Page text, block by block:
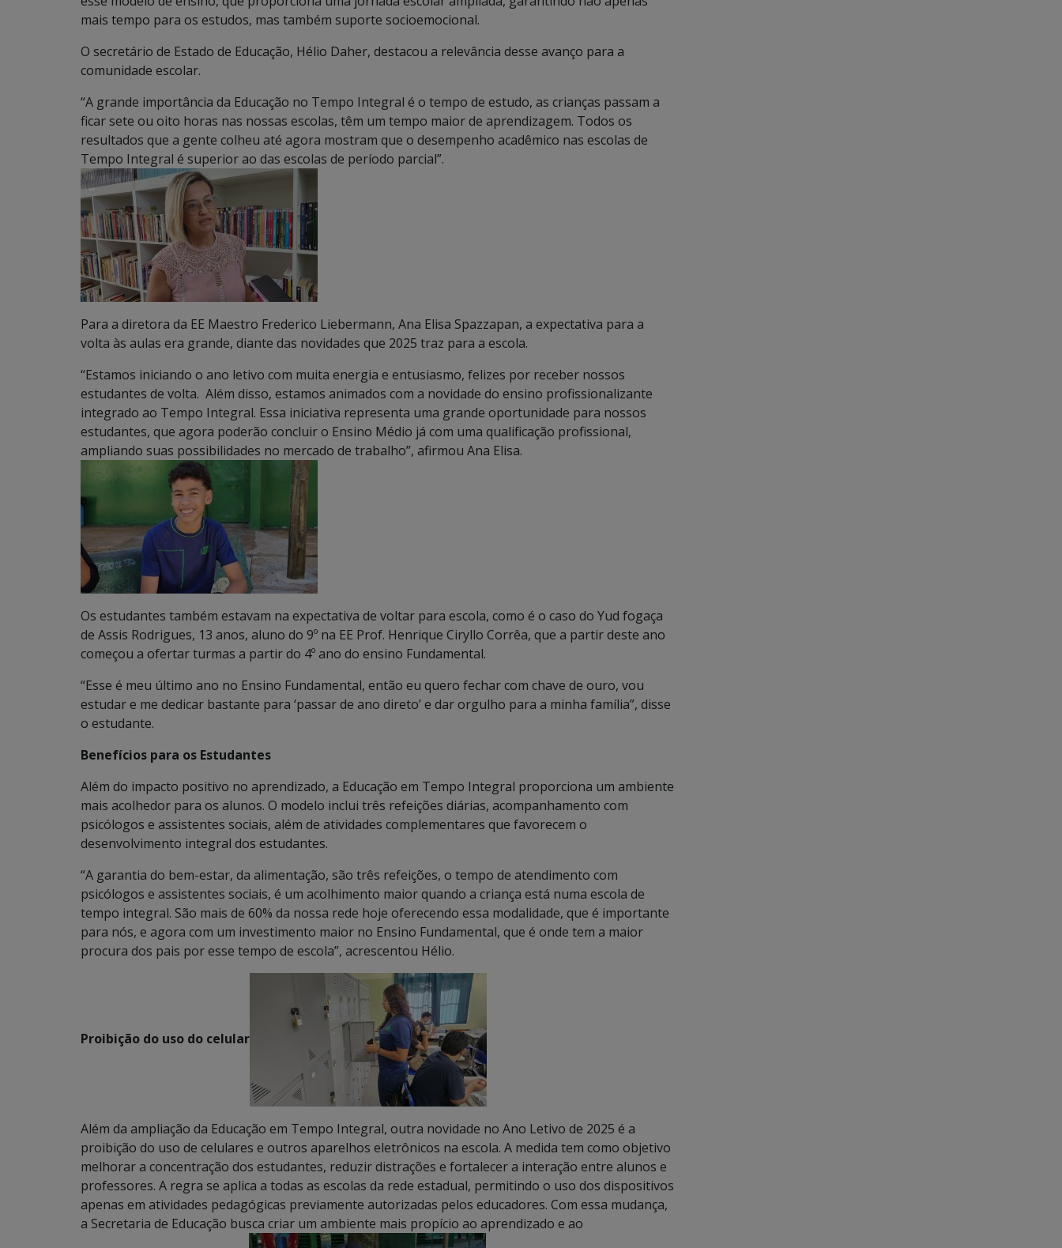
mais tempo para os estudos, mas também suporte socioemocional.
O secretário de Estado de Educação, Hélio Daher, destacou a relevância desse avanço para a
comunidade escolar.
“A grande importância da Educação no Tempo Integral é o tempo de estudo, as crianças passam a
ficar sete ou oito horas nas nossas escolas, têm um tempo maior de aprendizagem. Todos os
resultados que a gente colheu até agora mostram que o desempenho acadêmico nas escolas de
Tempo Integral é superior ao das escolas de período parcial”.
Para a diretora da EE Maestro Frederico Liebermann, Ana Elisa Spazzapan, a expectativa para a
volta às aulas era grande, diante das novidades que 2025 traz para a escola.
“Estamos iniciando o ano letivo com muita energia e entusiasmo, felizes por receber nossos
estudantes de volta. Além disso, estamos animados com a novidade do ensino profissionalizante
integrado ao Tempo Integral. Essa iniciativa representa uma grande oportunidade para nossos
estudantes, que agora poderão concluir o Ensino Médio já com uma qualificação profissional,
ampliando suas possibilidades no mercado de trabalho”, afirmou Ana Elisa.
Os estudantes também estavam na expectativa de voltar para escola, como é o caso do Yud fogaça
de Assis Rodrigues, 13 anos, aluno do 9º na EE Prof. Henrique Ciryllo Corrêa, que a partir deste ano
começou a ofertar turmas a partir do 4º ano do ensino Fundamental.
“Esse é meu último ano no Ensino Fundamental, então eu quero fechar com chave de ouro, vou
estudar e me dedicar bastante para ‘passar de ano direto’ e dar orgulho para a minha família”, disse
o estudante.
Benefícios para os Estudantes
Além do impacto positivo no aprendizado, a Educação em Tempo Integral proporciona um ambiente
mais acolhedor para os alunos. O modelo inclui três refeições diárias, acompanhamento com
psicólogos e assistentes sociais, além de atividades complementares que favorecem o
desenvolvimento integral dos estudantes.
“A garantia do bem-estar, da alimentação, são três refeições, o tempo de atendimento com
psicólogos e assistentes sociais, é um acolhimento maior quando a criança está numa escola de
tempo integral. São mais de 60% da nossa rede hoje oferecendo essa modalidade, que é importante
para nós, e agora com um investimento maior no Ensino Fundamental, que é onde tem a maior
procura dos pais por esse tempo de escola”, acrescentou Hélio.
Proibição do uso do celular
Além da ampliação da Educação em Tempo Integral, outra novidade no Ano Letivo de 2025 é a
proibição do uso de celulares e outros aparelhos eletrônicos na escola. A medida tem como objetivo
melhorar a concentração dos estudantes, reduzir distrações e fortalecer a interação entre alunos e
professores. A regra se aplica a todas as escolas da rede estadual, permitindo o uso dos dispositivos
apenas em atividades pedagógicas previamente autorizadas pelos educadores. Com essa mudança,
a Secretaria de Educação busca criar um ambiente mais propício ao aprendizado e ao